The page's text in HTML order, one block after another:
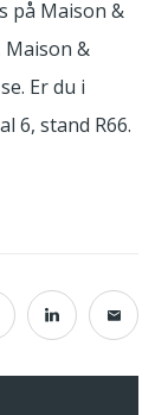
på Maison &
Maison &
Er du i
6, stand R66.